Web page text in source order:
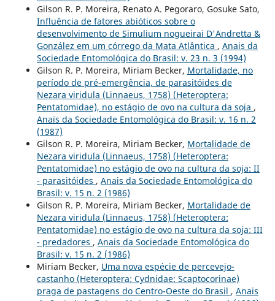
Gilson R. P. Moreira, Renato A. Pegoraro, Gosuke Sato,
Influência de fatores abióticos sobre o
desenvolvimento de Simulium nogueirai D'Andretta &
González em um córrego da Mata Atlântica , Anais da
Sociedade Entomológica do Brasil: v. 23 n. 3 (1994)
Gilson R. P. Moreira, Miriam Becker, Mortalidade, no
período de pré-emergência, de parasitóides de
Nezara viridula (Linnaeus, 1758) (Heteroptera:
Pentatomidae), no estágio de ovo na cultura da soja ,
Anais da Sociedade Entomológica do Brasil: v. 16 n. 2
(1987)
Gilson R. P. Moreira, Miriam Becker, Mortalidade de
Nezara viridula (Linnaeus, 1758) (Heteroptera:
Pentatomidae) no estágio de ovo na cultura da soja: II
- parasitóides , Anais da Sociedade Entomológica do
Brasil: v. 15 n. 2 (1986)
Gilson R. P. Moreira, Miriam Becker, Mortalidade de
Nezara viridula (Linnaeus, 1758) (Heteroptera:
Pentatomidae) no estágio de ovo na cultura da soja: III
- predadores , Anais da Sociedade Entomológica do
Brasil: v. 15 n. 2 (1986)
Miriam Becker, Uma nova espécie de percevejo-
castanho (Heteroptera: Cydnidae: Scaptocorinae)
praga de pastagens do Centro-Oeste do Brasil , Anais